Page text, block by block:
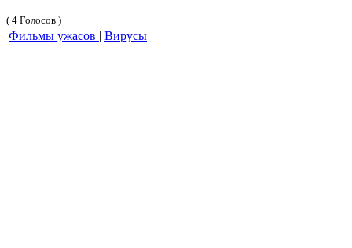
( 4 Голосов )
Фильмы ужасов | Вирусы